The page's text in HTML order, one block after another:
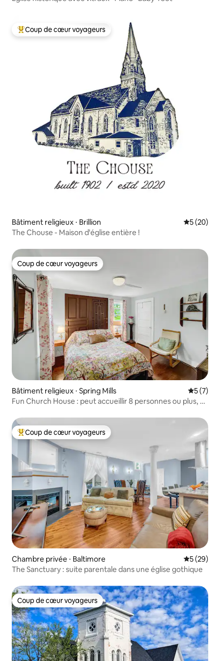
Coups de cœur voyageurs les plus appréciés
Coup de cœur voyageurs
Bâtiment religieux ⋅ Brillion
5 (20)
The Chouse - Maison d'église entière !
Coup de cœur voyageurs
Coup de cœur voyageurs
Bâtiment religieux ⋅ Spring Mills
5 (7)
Fun Church House : peut accueillir 8 personnes ou plus, à
Coups de cœur voyageurs les plus appréciés
Coup de cœur voyageurs
Chambre privée ⋅ Baltimore
5 (29)
The Sanctuary : suite parentale dans une église gothique
Coup de cœur voyageurs
Coup de cœur voyageurs